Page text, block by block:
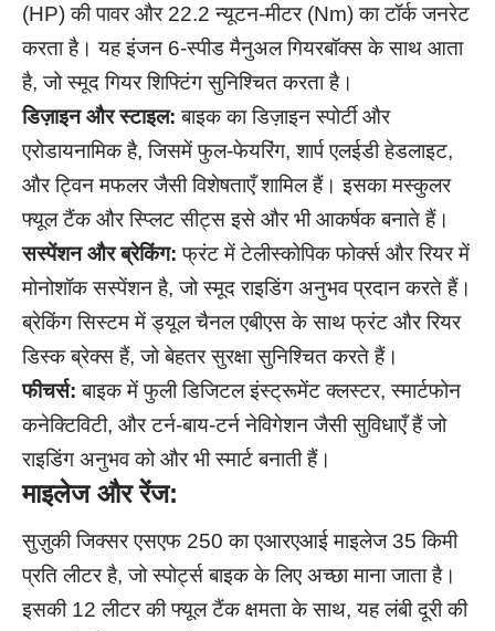
(HP) की पावर और 22.2 न्यूटन-मीटर (Nm) का टॉर्क जनरेट
करता है। यह इंजन 6-स्पीड मैनुअल गियरबॉक्स के साथ आता
है, जो स्मूद गियर शिफ्टिंग सुनिश्चित करता है।
डिज़ाइन और स्टाइल: बाइक का डिज़ाइन स्पोर्टी और
एरोडायनामिक है, जिसमें फुल-फेयरिंग, शार्प एलईडी हेडलाइट,
और ट्विन मफलर जैसी विशेषताएँ शामिल हैं। इसका मस्कुलर
फ्यूल टैंक और स्प्लिट सीट्स इसे और भी आकर्षक बनाते हैं।
सस्पेंशन और ब्रेकिंग: फ्रंट में टेलीस्कोपिक फोर्क्स और रियर में
मोनोशॉक सस्पेंशन है, जो स्मूद राइडिंग अनुभव प्रदान करते हैं।
ब्रेकिंग सिस्टम में ड्यूल चैनल एबीएस के साथ फ्रंट और रियर
डिस्क ब्रेक्स हैं, जो बेहतर सुरक्षा सुनिश्चित करते हैं।
फीचर्स:बाइक में फुली डिजिटल इंस्ट्रूमेंट क्लस्टर, स्मार्टफोन
कनेक्टिविटी, और टर्न-बाय-टर्न नेविगेशन जैसी सुविधाएँ हैं जो
राइडिंग अनुभव को और भी स्मार्ट बनाती हैं।
माइलेज और रेंज:
सुज़ुकी जिक्सर एसएफ 250 का एआरएआई माइलेज 35 किमी
प्रति लीटर है, जो स्पोर्ट्स बाइक के लिए अच्छा माना जाता है।
इसकी 12 लीटर की फ्यूल टैंक क्षमता के साथ, यह लंबी दूरी की